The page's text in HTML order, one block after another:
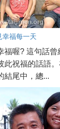
幸福每一天
福喔? 這句話曾
此祝福的話語
結尾中，總...